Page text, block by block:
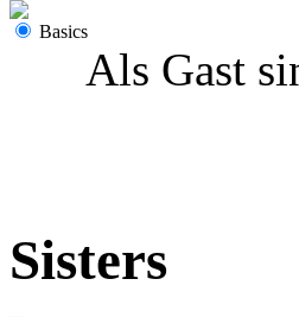
Basics
Als Gast
Sisters